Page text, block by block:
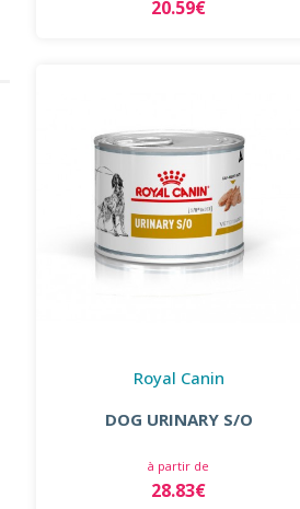
20.59€
Royal Canin
DOG URINARY S/O
à partir de
28.83€